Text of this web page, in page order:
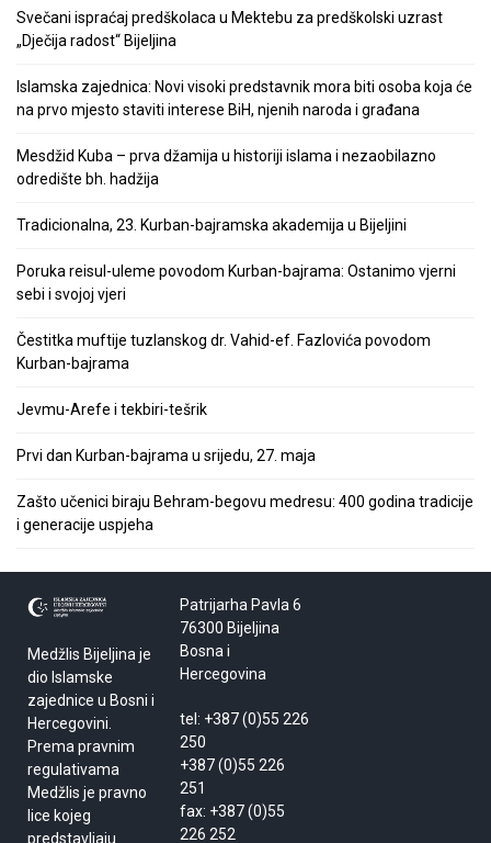
Svečani ispraćaj predškolaca u Mektebu za predškolski uzrast
„Dječija radost“ Bijeljina
Islamska zajednica: Novi visoki predstavnik mora biti osoba koja će
na prvo mjesto staviti interese BiH, njenih naroda i građana
Mesdžid Kuba – prva džamija u historiji islama i nezaobilazno
odredište bh. hadžija
Tradicionalna, 23. Kurban-bajramska akademija u Bijeljini
Poruka reisul-uleme povodom Kurban-bajrama: Ostanimo vjerni
sebi i svojoj vjeri
Čestitka muftije tuzlanskog dr. Vahid-ef. Fazlovića povodom
Kurban-bajrama
Jevmu-Arefe i tekbiri-tešrik
Prvi dan Kurban-bajrama u srijedu, 27. maja
Zašto učenici biraju Behram-begovu medresu: 400 godina tradicije
i generacije uspjeha
Medžlis Bijeljina je
dio Islamske
zajednice u Bosni i
Hercegovini.
Prema pravnim
regulativama
Medžlis je pravno
lice kojeg
predstavljaju
Patrijarha Pavla 6
76300 Bijeljina
Bosna i
Hercegovina
tel: +387 (0)55 226
250
+387 (0)55 226
251
fax: +387 (0)55
226 252